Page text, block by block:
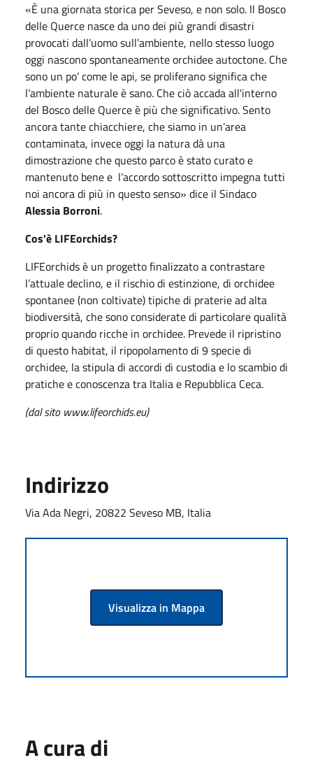
«È una giornata storica per Seveso, e non solo. Il Bosco
delle Querce nasce da uno dei più grandi disastri
provocati dall’uomo sull’ambiente, nello stesso luogo
oggi nascono spontaneamente orchidee autoctone. Che
sono un po’ come le api, se proliferano significa che
l’ambiente naturale è sano. Che ciò accada all'interno
del Bosco delle Querce è più che significativo. Sento
ancora tante chiacchiere, che siamo in un’area
contaminata, invece oggi la natura dà una
dimostrazione che questo parco è stato curato e
mantenuto bene e l’accordo sottoscritto impegna tutti
noi ancora di più in questo senso» dice il Sindaco
Alessia Borroni.
Cos'è LIFEorchids?
LIFEorchids è un progetto finalizzato a contrastare
l’attuale declino, e il rischio di estinzione, di orchidee
spontanee (non coltivate) tipiche di praterie ad alta
biodiversità, che sono considerate di particolare qualità
proprio quando ricche in orchidee. Prevede il ripristino
di questo habitat, il ripopolamento di 9 specie di
orchidee, la stipula di accordi di custodia e lo scambio di
pratiche e conoscenza tra Italia e Repubblica Ceca.
(dal sito www.lifeorchids.eu)
Indirizzo
Via Ada Negri, 20822 Seveso MB, Italia
Visualizza in Mappa
A cura di